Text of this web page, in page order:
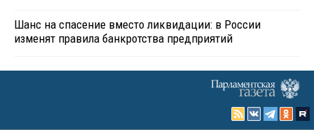
Шанс на спасение вместо ликвидации: в России
изменят правила банкротства предприятий